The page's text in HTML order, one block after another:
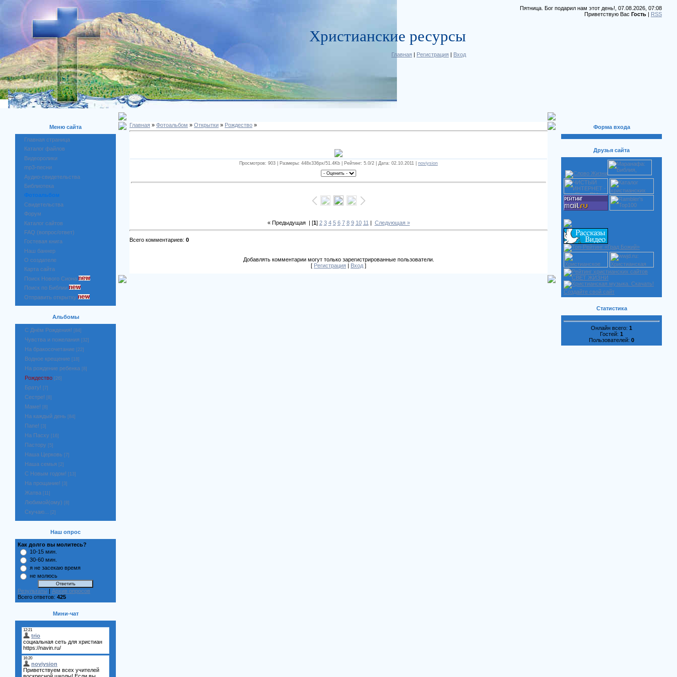
Христианские ресурсы
Главная | Регистрация | Вход
Пятница. Бог подарил нам этот день!, 07.08.2026, 07:08
Приветствую Вас Гость | RSS
Меню сайта
Главная страница
Каталог файлов
Видеоролики
mp3-песни
Аудио-свидетельства
Библиотека
Фотоальбом
Свидетельства
Форум
Каталог сайтов
FAQ (вопрос/ответ)
Гостевая книга
Наш баннер
О создателе
Карта сайта
Поиск Нового Сиона
Поиск по Библии
Отправить открытку
Альбомы
С Днём Рождения! [84]
Чувства и пожелания [32]
На бракосочетание [22]
Водное крещение [18]
На рождение ребенка [8]
Рождество [26]
Брату! [7]
Сестре! [8]
Маме! [8]
На каждый день [84]
Папе! [3]
На Пасху [16]
Пастору [5]
Наша Церковь [7]
Наша семья [2]
С Новым годом! [13]
На прощание! [3]
Жатва [11]
Любимой(ому) [8]
Скучаю... [2]
Наш опрос
Как долго вы молитесь?
10-15 мин.
30-60 мин.
я не засекаю время
не молюсь
Результаты | Архив опросов
Всего ответов: 425
Мини-чат
Главная » Фотоальбом » Открытки » Рождество »
Просмотров: 903 | Размеры: 448x336px/51.4Kb | Рейтинг: 5.0/2 | Дата: 02.10.2011 | noviysion
« Предыдущая| [1] 2 3 4 5 6 7 8 9 10 11 | Следующая »
Всего комментариев: 0
Добавлять комментарии могут только зарегистрированные пользователи.
[ Регистрация Вход ]
Форма входа
Друзья сайта
Создайте свой сайт
Статистика
Онлайн всего: 1
Гостей: 1
Пользователей: 0